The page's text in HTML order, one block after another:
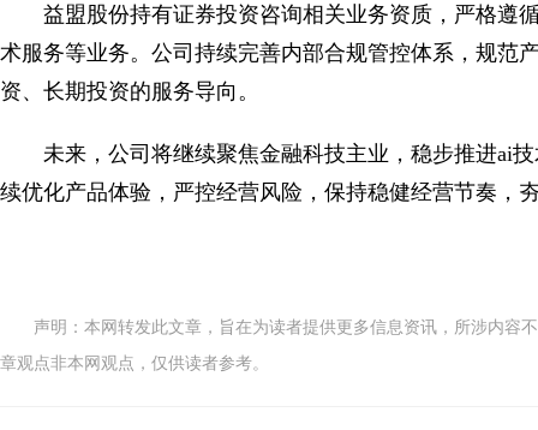
益盟股份持有证券投资咨询相关业务资质，严格遵
术服务等业务。公司持续完善内部合规管控体系，规范
资、长期投资的服务导向。
未来，公司将继续聚焦金融科技主业，稳步推进ai
续优化产品体验，严控经营风险，保持稳健经营节奏，
声明：本网转发此文章，旨在为读者提供更多信息资讯，所涉内容
章观点非本网观点，仅供读者参考。